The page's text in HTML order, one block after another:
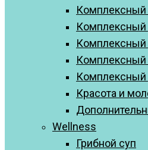
Комплексный
Комплексный
Комплексный
Комплексный
Красота и
Wellness
Грибной суп